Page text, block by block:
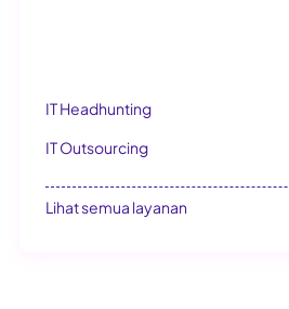
IT Headhunting
IT Outsourcing
Lihat semua layanan